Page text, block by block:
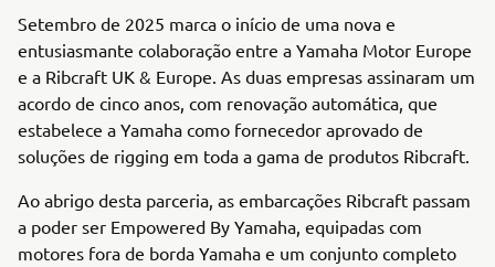
Setembro de 2025 marca o início de uma nova e
entusiasmante colaboração entre a Yamaha Motor Europe
e a Ribcraft UK & Europe. As duas empresas assinaram um
acordo de cinco anos, com renovação automática, que
estabelece a Yamaha como fornecedor aprovado de
soluções de rigging em toda a gama de produtos Ribcraft.
Ao abrigo desta parceria, as embarcações Ribcraft passam
a poder ser Empowered By Yamaha, equipadas com
motores fora de borda Yamaha e um conjunto completo